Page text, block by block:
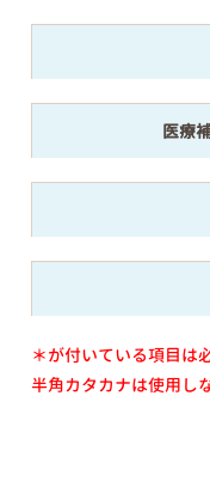
医療
＊が付いている項目は
半角カタカナは使用し